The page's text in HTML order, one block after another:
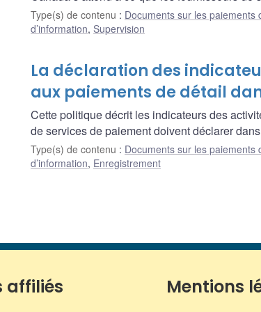
Type(s) de contenu : Documents sur les paiements
d’information, Supervision
La déclaration des
aux paiements de détail
Cette politique décrit les indicateurs des
de services de paiement doivent déclarer
Type(s) de contenu : Documents sur les paiements
d’information, Enregistrement
affiliés Mentions